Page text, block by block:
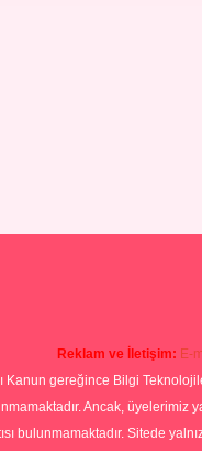
Reklam ve İletişim: E-
Kanun gereğince Bilgi
Ancak, üyelerimiz
bulunmamaktadır. Sitede